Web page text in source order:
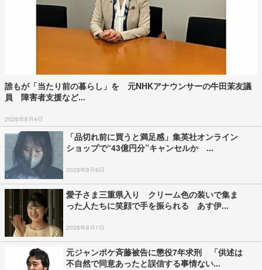
誰もが「当たり前の暮らし」を 元NHKアナウンサーの牛田茉友議
員 障害者支援など...
2026年8月4日
「品切れ前に買うと満足感」集英社オンライン
ショップで“43億円分”キャンセルか ...
2026年8月6日
愛子さま三重県入り クリーム色の装いで集ま
った人たちに笑顔で手を振られる あす伊...
2026年8月1日
元ジャンポケ斉藤被告に懲役7年求刑 「供述は
不自然で同意あったと誤信する事情ない...